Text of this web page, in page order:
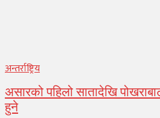
अन्तर्राष्ट्रिय
असारको पहिलो सातादेखि
हुने